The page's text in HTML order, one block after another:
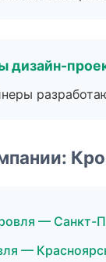
дизайн-
— Санкт-
—